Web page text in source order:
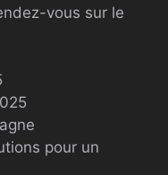
vous sur le
pour un